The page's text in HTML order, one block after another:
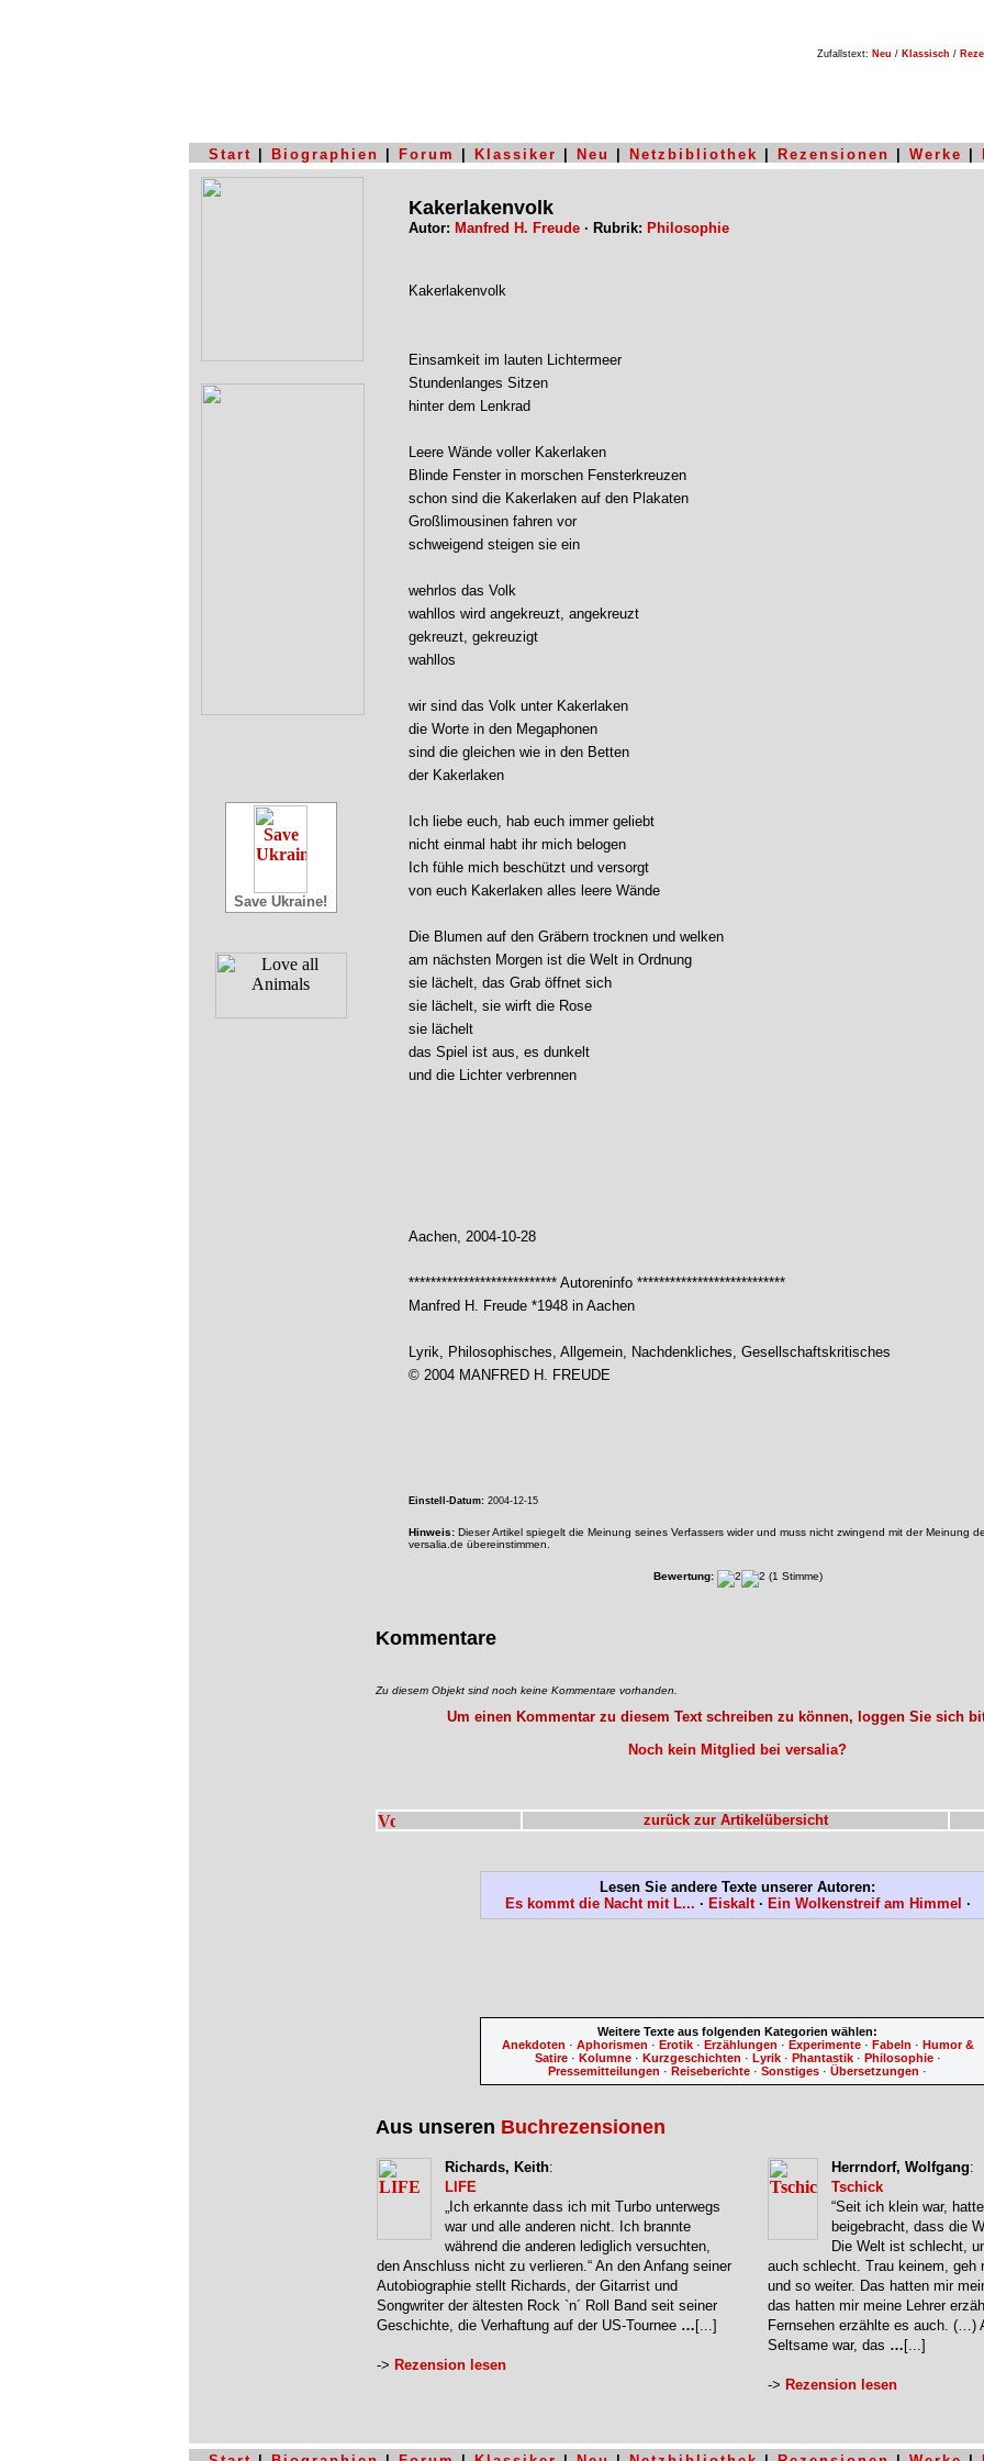
Zufallstext: Neu / Klassisch /
Start Biographien Forum Klassiker Neu Netzbibliothek Rezensionen Werke
Save Ukraine!
Kakerlakenvolk
Autor: Manfred H. Freude · Rubrik: Philosophie
Kakerlakenvolk
Einsamkeit im lauten Lichtermeer
Stundenlanges Sitzen
hinter dem Lenkrad
Leere Wände voller Kakerlaken
Blinde Fenster in morschen Fensterkreuzen
schon sind die Kakerlaken auf den Plakaten
Großlimousinen fahren vor
schweigend steigen sie ein
wehrlos das Volk
wahllos wird angekreuzt, angekreuzt
gekreuzt, gekreuzigt
wahllos
wir sind das Volk unter Kakerlaken
die Worte in den Megaphonen
sind die gleichen wie in den Betten
der Kakerlaken
Ich liebe euch, hab euch immer geliebt
nicht einmal habt ihr mich belogen
Ich fühle mich beschützt und versorgt
von euch Kakerlaken alles leere Wände
Die Blumen auf den Gräbern trocknen und welken
am nächsten Morgen ist die Welt in Ordnung
sie lächelt, das Grab öffnet sich
sie lächelt, sie wirft die Rose
sie lächelt
das Spiel ist aus, es dunkelt
und die Lichter verbrennen
Aachen, 2004-10-28
*************************** Autoreninfo ***************************
Manfred H. Freude *1948 in Aachen
Lyrik, Philosophisches, Allgemein, Nachdenkliches, Gesellschaftskritisches
© 2004 MANFRED H. FREUDE
Einstell-Datum: 2004-12-15
Hinweis: Dieser Artikel spiegelt die Meinung seines Verfassers wider und muss nicht zwingend mit der Meinung
versalia.de übereinstimmen.
Bewertung: (1 Stimme)
Kommentare
Zu diesem Objekt sind noch keine Kommentare vorhanden.
Um einen Kommentar zu diesem Text schreiben zu können, loggen Sie sich
Noch kein Mitglied bei versalia?
zurück zur Artikelübersicht
Lesen Sie andere Texte unserer Autoren:
Es kommt die Nacht mit L... · Eiskalt · Ein Wolkenstreif am Himmel ·
Weitere Texte aus folgenden Kategorien wählen:
Anekdoten · Aphorismen · Erotik· Erzählungen · Experimente· Fabeln · Humor &
Satire· Kolumne· Kurzgeschichten · Lyrik· Phantastik· Philosophie·
Pressemitteilungen · Reiseberichte · Sonstiges · Übersetzungen ·
Aus unseren Buchrezensionen
Richards, Keith:
LIFE
„Ich erkannte dass ich mit Turbo unterwegs
war und alle anderen nicht. Ich brannte
während die anderen lediglich versuchten,
den Anschluss nicht zu verlieren.“ An den Anfang seiner
Autobiographie stellt Richards, der Gitarrist und
Songwriter der ältesten Rock `n´ Roll Band seit seiner
Geschichte, die Verhaftung auf der US-Tournee … [...]
-> Rezension lesen
Herrndorf, Wolfgang:
Tschick
“Seit ich klein war,
beigebracht, dass die
Die Welt ist schlecht,
auch schlecht. Trau keinem, geh
und so weiter. Das hatten mir
das hatten mir meine Lehrer
Fernsehen erzählte es auch. (…)
Seltsame war, das … [...]
-> Rezension lesen